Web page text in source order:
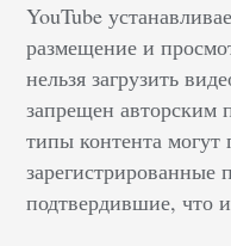
YouTube
размещение и
нельзя загрузить
запрещен авторским
типы контента
зарегистрированные
подтвердившие, что